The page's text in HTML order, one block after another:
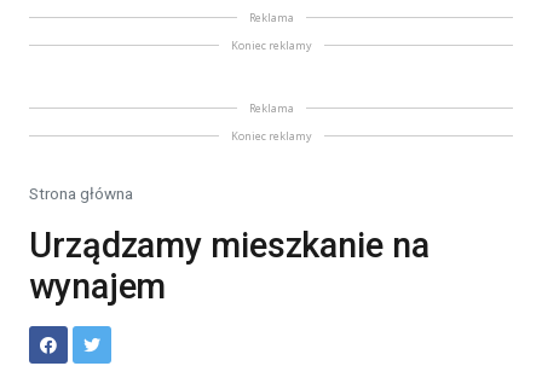
Reklama
Koniec reklamy
Reklama
Koniec reklamy
Strona główna
Urządzamy mieszkanie na
wynajem